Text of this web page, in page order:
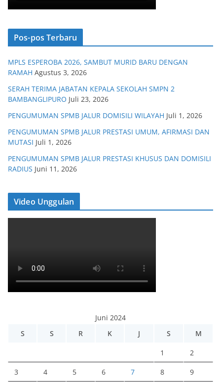
Pos-pos Terbaru
MPLS ESPEROBA 2026, SAMBUT MURID BARU DENGAN
RAMAH Agustus 3, 2026
SERAH TERIMA JABATAN KEPALA SEKOLAH SMPN 2
BAMBANGLIPURO Juli 23, 2026
PENGUMUMAN SPMB JALUR DOMISILI WILAYAH Juli 1, 2026
PENGUMUMAN SPMB JALUR PRESTASI UMUM, AFIRMASI DAN
MUTASI Juli 1, 2026
PENGUMUMAN SPMB JALUR PRESTASI KHUSUS DAN DOMISILI
RADIUS Juni 11, 2026
Video Unggulan
Juni 2024
S
S R K J S M
1 2
3 4 5 6 7 8 9